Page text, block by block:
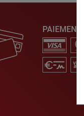
PAIEMENT